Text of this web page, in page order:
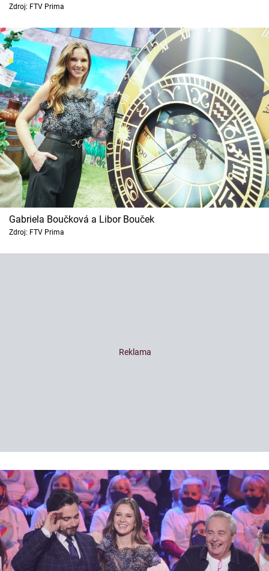
Sledujte prima+
Filmový festival Karlovy Vary
Pořady
Mámy sobě
Přihlášení
Sledujte nás
Zdroj: FTV Prima
Gabriela Boučková a Libor Bouček
Zdroj: FTV Prima